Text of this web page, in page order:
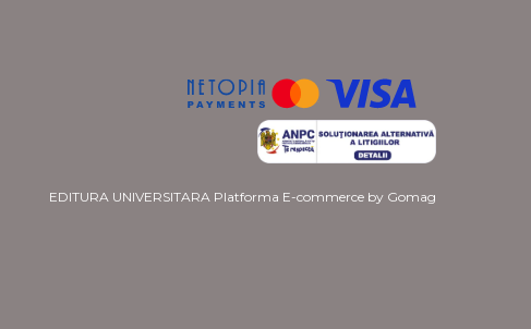
EDITURA UNIVERSITARA Platforma E-commerce by Gomag